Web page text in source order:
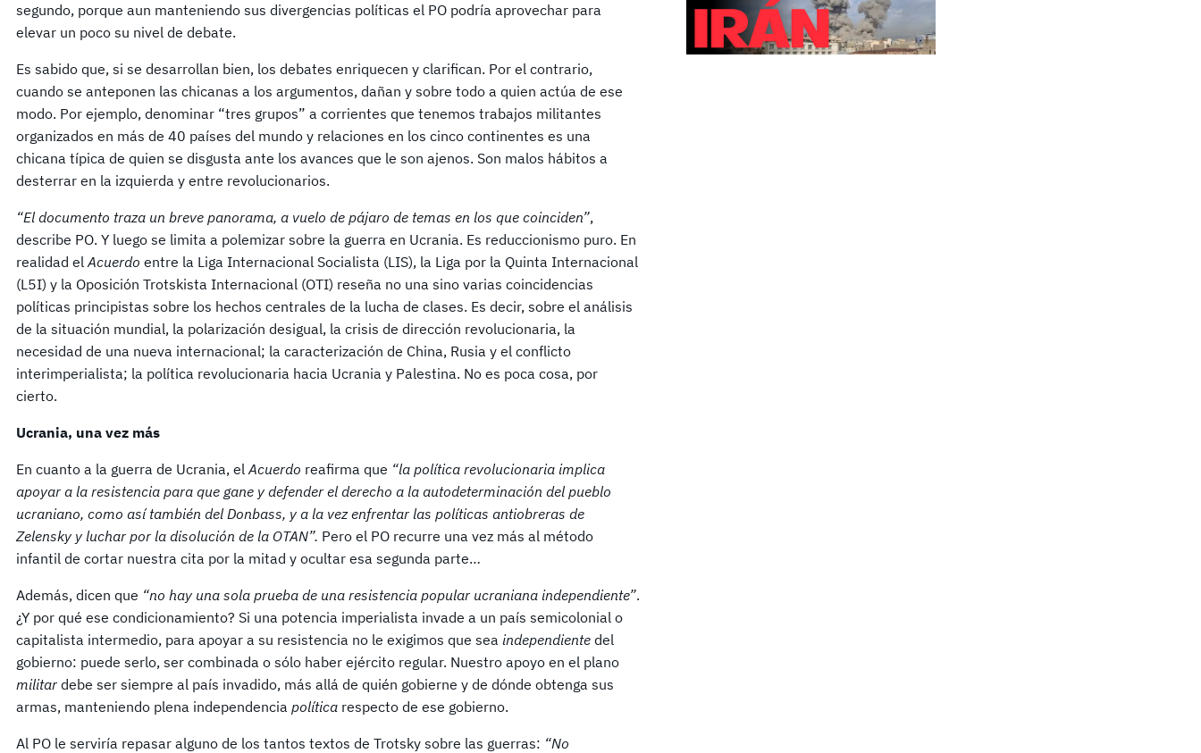
segundo, porque aun manteniendo sus divergencias políticas el PO podría aprovechar para
elevar un poco su nivel de debate.
Es sabido que, si se desarrollan bien, los debates enriquecen y clarifican. Por el contrario,
cuando se anteponen las chicanas a los argumentos, dañan y sobre todo a quien actúa de ese
modo. Por ejemplo, denominar “tres grupos” a corrientes que tenemos trabajos militantes
organizados en más de 40 países del mundo y relaciones en los cinco continentes es una
chicana típica de quien se disgusta ante los avances que le son ajenos. Son malos hábitos a
desterrar en la izquierda y entre revolucionarios.
“El documento traza un breve panorama, a vuelo de pájaro de temas en los que coinciden”,
describe PO. Y luego se limita a polemizar sobre la guerra en Ucrania. Es reduccionismo puro. En
realidad elAcuerdo entre la Liga Internacional Socialista (LIS), la Liga por la Quinta Internacional
(L5I) y la Oposición Trotskista Internacional (OTI) reseña no una sino varias coincidencias
políticas principistas sobre los hechos centrales de la lucha de clases. Es decir, sobre el análisis
de la situación mundial, la polarización desigual, la crisis de dirección revolucionaria, la
necesidad de una nueva internacional; la caracterización de China, Rusia y el conflicto
interimperialista; la política revolucionaria hacia Ucrania y Palestina. No es poca cosa, por
cierto.
Ucrania, una vez más
En cuanto a la guerra de Ucrania, elAcuerdo reafirma que “la política revolucionaria implica
apoyar a la resistencia para que gane y defender el derecho a la autodeterminación del pueblo
ucraniano, como así también del Donbass, y a la vez enfrentar las políticas antiobreras de
Zelensky y luchar por la disolución de la OTAN”. Pero el PO recurre una vez más al método
infantil de cortar nuestra cita por la mitad y ocultar esa segunda parte…
Además, dicen que “no hay una sola prueba de una resistencia popular ucraniana independiente”.
¿Y por qué ese condicionamiento? Si una potencia imperialista invade a un país semicolonial o
capitalista intermedio, para apoyar a su resistencia no le exigimos que sea independiente del
gobierno: puede serlo, ser combinada o sólo haber ejército regular. Nuestro apoyo en el plano
militar debe ser siempre al país invadido, más allá de quién gobierne y de dónde obtenga sus
armas, manteniendo plena independencia política respecto de ese gobierno.
Al PO le serviría repasar alguno de los tantos textos de Trotsky sobre las guerras: “No